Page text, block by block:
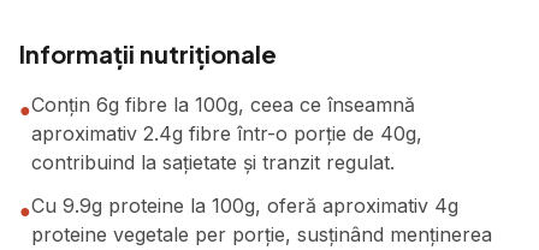
Informații nutriționale
●Conțin 6g fibre la 100g, ceea ce înseamnă
aproximativ 2.4g fibre într-o porție de 40g,
contribuind la sațietate și tranzit regulat.
●Cu 9.9g proteine la 100g, oferă aproximativ 4g
proteine vegetale per porție, susținând menținerea